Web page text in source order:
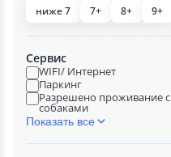
ниже 7 7+ 8+ 9+
Сервис
WIFI/ Интернет
Паркинг
Разрешено проживание с
собаками
Показать все